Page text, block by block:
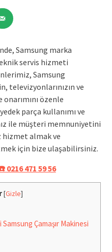
Samsung marka
servis hizmeti
Samsung
televizyonlarınızın ve
onarımını özenle
parça kullanımı ve
ile müşteri memnuniyetini
hizmet almak ve
için bize ulaşabilirsiniz.
0216 471 59 56
[Gizle]
Çamaşır Makinesi